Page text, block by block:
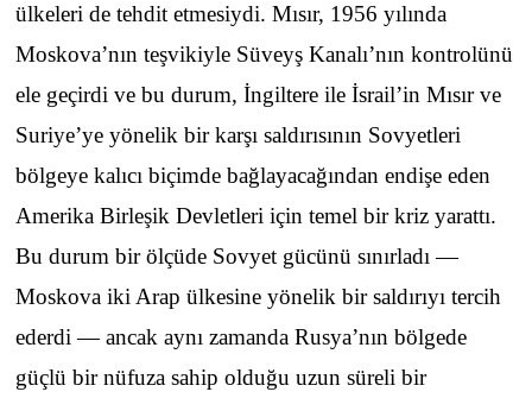
ülkeleri de tehdit etmesiydi. Mısır, 1956 yılında
Moskova’nın teşvikiyle Süveyş Kanalı’nın kontrolünü
ele geçirdi ve bu durum, İngiltere ile İsrail’in Mısır ve
Suriye’ye yönelik bir karşı saldırısının Sovyetleri
bölgeye kalıcı biçimde bağlayacağından endişe eden
Amerika Birleşik Devletleri için temel bir kriz yarattı.
Bu durum bir ölçüde Sovyet gücünü sınırladı —
Moskova iki Arap ülkesine yönelik bir saldırıyı tercih
ederdi — ancak aynı zamanda Rusya’nın bölgede
güçlü bir nüfuza sahip olduğu uzun süreli bir